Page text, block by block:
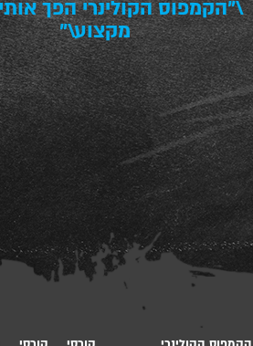
\"הקמפוס הקולינרי הפך
מקצוע\"